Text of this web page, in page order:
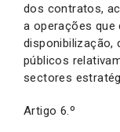
dos contratos,
a operações que
disponibilização,
públicos
sectores
Artigo 6.º